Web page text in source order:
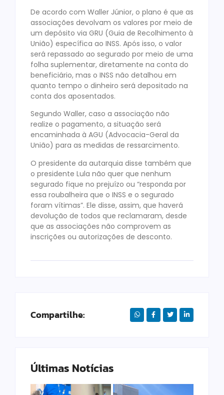
De acordo com Waller Júnior, o plano é que as
associações devolvam os valores por meio de
um depósito via GRU (Guia de Recolhimento à
União) específica ao INSS. Após isso, o valor
será repassado ao segurado por meio de uma
folha suplementar, diretamente na conta do
beneficiário, mas o INSS não detalhou em
quanto tempo o dinheiro será depositado na
conta dos aposentados.
Segundo Waller, caso a associação não
realize o pagamento, a situação será
encaminhada à AGU (Advocacia-Geral da
União) para as medidas de ressarcimento.
O presidente da autarquia disse também que
o presidente Lula não quer que nenhum
segurado fique no prejuízo ou “responda por
essa roubalheira que o INSS e o segurado
foram vítimas”. Ele disse, assim, que haverá
devolução de todos que reclamaram, desde
que as associações não comprovem as
inscrições ou autorizações de desconto.
Compartilhe:
Últimas Notícias